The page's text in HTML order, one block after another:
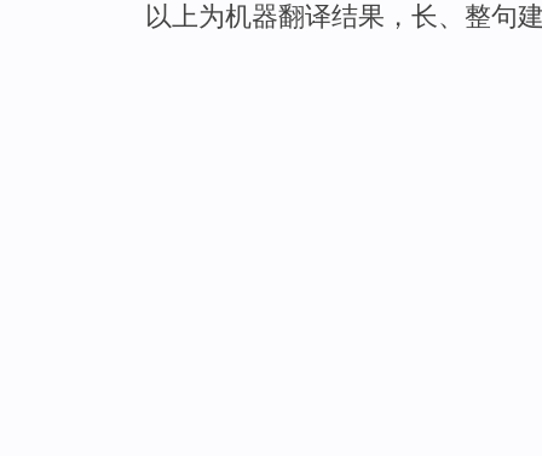
以上为机器翻译结果，长、整句